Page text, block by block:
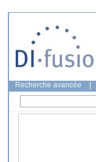
Recherche avancée